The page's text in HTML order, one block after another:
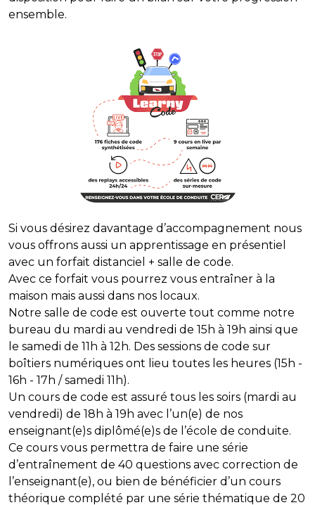
ensemble.
Si vous désirez davantage d’accompagnement nous
vous offrons aussi un apprentissage en présentiel
avec un forfait distanciel + salle de code.
Avec ce forfait vous pourrez vous entraîner à la
maison mais aussi dans nos locaux.
Notre salle de code est ouverte tout comme notre
bureau du mardi au vendredi de 15h à 19h ainsi que
le samedi de 11h à 12h. Des sessions de code sur
boîtiers numériques ont lieu toutes les heures (15h -
16h - 17h / samedi 11h).
Un cours de code est assuré tous les soirs (mardi au
vendredi) de 18h à 19h avec l’un(e) de nos
enseignant(e)s diplômé(e)s de l’école de conduite.
Ce cours vous permettra de faire une série
d’entraînement de 40 questions avec correction de
l’enseignant(e), ou bien de bénéficier d’un cours
théorique complété par une série thématique de 20